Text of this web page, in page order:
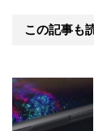
この記事も